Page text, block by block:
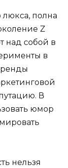
полна
Z
над собой в
в
В
юмор
нельзя